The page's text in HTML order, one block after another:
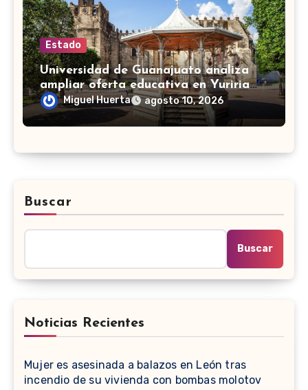
Estado
Universidad de Guanajuato analiza
ampliar oferta educativa en Yuriria
para cubrir demandas de la zona sur
Miguel Huerta agosto 10, 2026
Buscar
Buscar
Noticias Recientes
Mujer es asesinada a balazos en León tras
incendio de su vivienda con bombas molotov